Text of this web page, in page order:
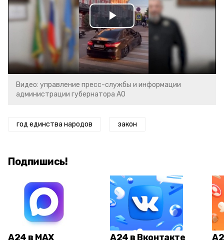
Play
Video
Видео: управление пресс-службы и информации
администрации губернатора АО
год единства народов закон
Подпишись!
А24 в MAX А24 в Вконтакте